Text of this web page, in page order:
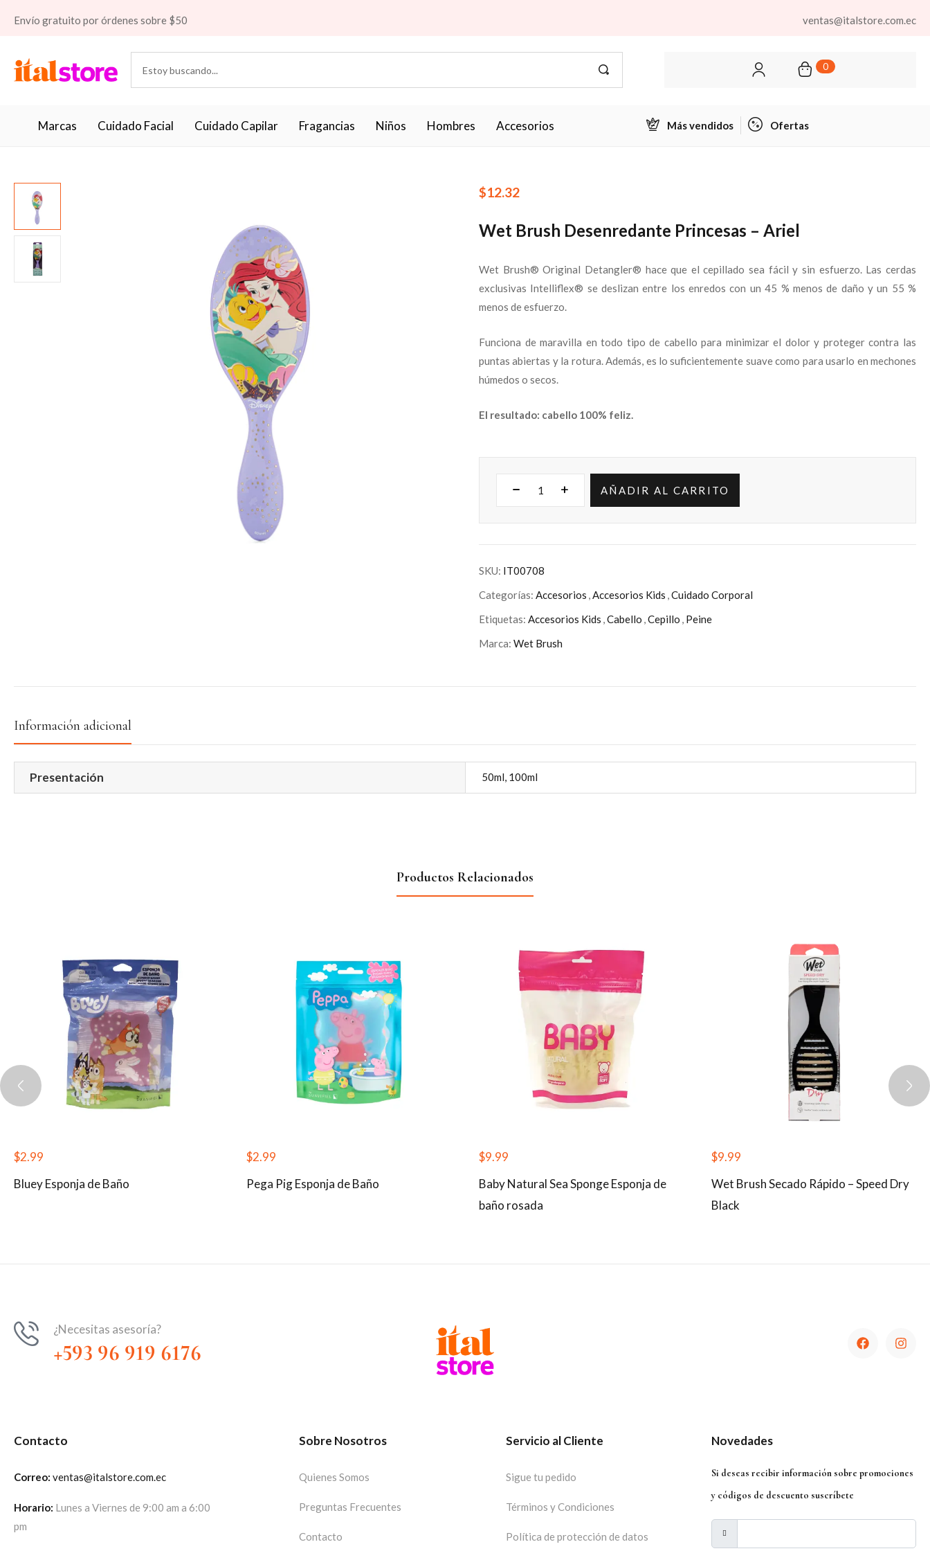
Envío gratuito por órdenes sobre $50 ventas@italstore.com.ec
0
Marcas Cuidado Facial Cuidado Capilar Fragancias Niños Hombres Accesorios Más vendidos Ofertas
$12.32
Wet Brush Desenredante Princesas – Ariel
Wet Brush® Original Detangler® hace que el cepillado sea fácil y sin esfuerzo. Las cerdas
exclusivas Intelliflex® se deslizan entre los enredos con un 45 % menos de daño y un 55 %
menos de esfuerzo.
Funciona de maravilla en todo tipo de cabello para minimizar el dolor y proteger contra las
puntas abiertas y la rotura. Además, es lo suficientemente suave como para usarlo en mechones
húmedos o secos.
El resultado: cabello 100% feliz.
AÑADIR AL CARRITO
SKU: IT00708
Categorías: Accesorios ,Accesorios Kids ,Cuidado Corporal
Etiquetas: Accesorios Kids ,Cabello ,Cepillo , Peine
Marca: Wet Brush
Información adicional
Presentación 50ml, 100ml
Productos Relacionados
$2.99
Bluey Esponja de Baño
$2.99
Pega Pig Esponja de Baño
$9.99
Baby Natural Sea Sponge Esponja de
baño rosada
$9.99
Wet Brush Secado Rápido – Speed Dry
Black
¿Necesitas asesoría?
+593 96 919 6176
Contacto
Correo: ventas@italstore.com.ec
Horario: Lunes a Viernes de 9:00 am a 6:00
pm
Sobre Nosotros
Quienes Somos
Preguntas Frecuentes
Contacto
Servicio al Cliente
Sigue tu pedido
Términos y Condiciones
Política de protección de datos
Novedades
Si deseas recibir información sobre promociones
y códigos de descuento suscríbete